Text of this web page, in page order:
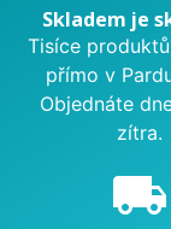
Skladem je
Tisíce
přímo v
Objednáte
zítra.
local_shipping